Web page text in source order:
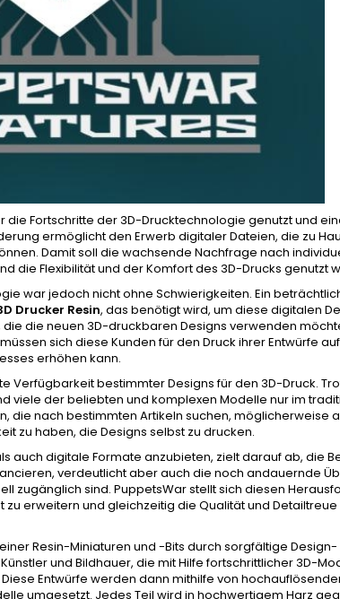
die Fortschritte der 3D-Drucktechnologie genutzt und
ermöglicht den Erwerb digitaler Dateien, die zu
Damit soll die wachsende Nachfrage nach
die Flexibilität und der Komfort des 3D-Drucks genutzt
war jedoch nicht ohne Schwierigkeiten. Ein
Drucker Resin, das benötigt wird, um diese digitalen
die die neuen 3D-druckbaren Designs verwenden
sich diese Kunden für den Druck ihrer Entwürfe
erhöhen kann.
Verfügbarkeit bestimmter Designs für den 3D-Druck.
viele der beliebten und komplexen Modelle nur im
die nach bestimmten Artikeln suchen, möglicherweise
zu haben, die Designs selbst zu drucken.
auch digitale Formate anzubieten, zielt darauf ab, die
verdeutlicht aber auch die noch andauernde
zugänglich sind. PuppetsWar stellt sich diesen
erweitern und gleichzeitig die Qualität und
Resin-Miniaturen und -Bits durch sorgfältige
und Bildhauer, die mit Hilfe fortschrittlicher 3D-
Entwürfe werden dann mithilfe von
umgesetzt. Jedes Teil wird in hochwertigem Harz